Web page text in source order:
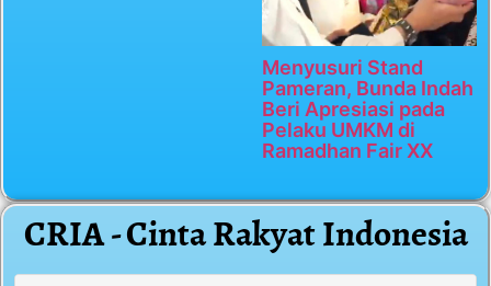
Menyusuri Stand
Pameran, Bunda Indah
Beri Apresiasi pada
Pelaku UMKM di
Ramadhan Fair XX
CRIA - Cinta Rakyat Indonesia